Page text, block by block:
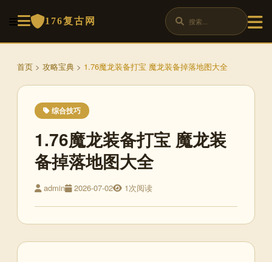
176复古网
首页 > 攻略宝典 > 1.76魔龙装备打宝 魔龙装备掉落地图大全
综合技巧
1.76魔龙装备打宝 魔龙装
备掉落地图大全
admin 2026-07-02 1次阅读